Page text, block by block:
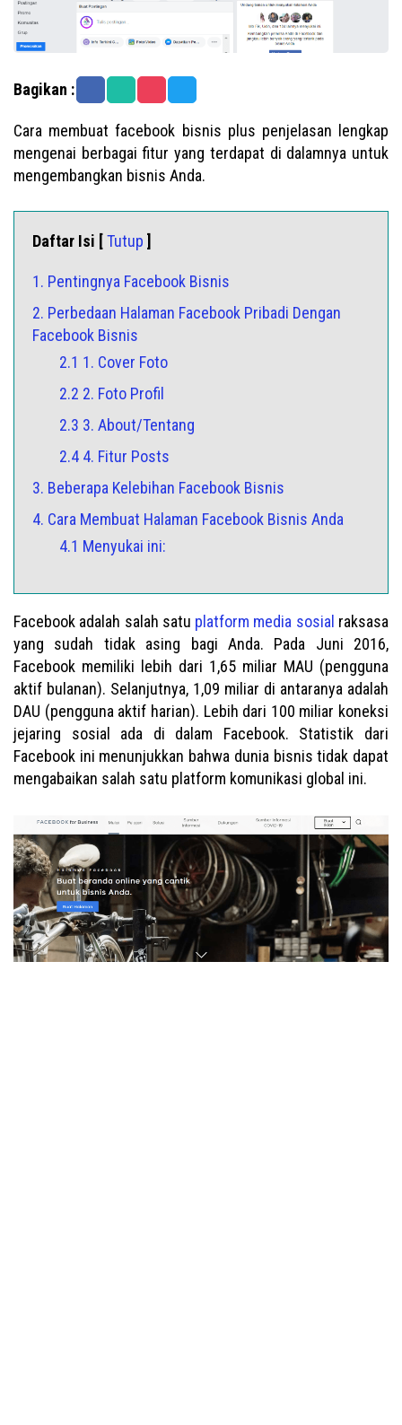
Bagikan :
Cara membuat facebook bisnis plus penjelasan lengkap
mengenai berbagai fitur yang terdapat di dalamnya untuk
mengembangkan bisnis Anda.
Daftar Isi [Tutup ]
1. Pentingnya Facebook Bisnis
2. Perbedaan Halaman Facebook Pribadi Dengan
Facebook Bisnis
2.1 1. Cover Foto
2.2 2. Foto Profil
2.3 3. About/Tentang
2.4 4. Fitur Posts
3. Beberapa Kelebihan Facebook Bisnis
4. Cara Membuat Halaman Facebook Bisnis Anda
4.1 Menyukai ini:
Facebook adalah salah satu platform media sosial raksasa
yang sudah tidak asing bagi Anda. Pada Juni 2016,
Facebook memiliki lebih dari 1,65 miliar MAU (pengguna
aktif bulanan). Selanjutnya, 1,09 miliar di antaranya adalah
DAU (pengguna aktif harian). Lebih dari 100 miliar koneksi
jejaring sosial ada di dalam Facebook. Statistik dari
Facebook ini menunjukkan bahwa dunia bisnis tidak dapat
mengabaikan salah satu platform komunikasi global ini.